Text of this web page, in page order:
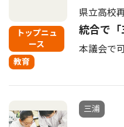
トップニュ
ース
教育
県立高校
統合で「
本議会で
三浦